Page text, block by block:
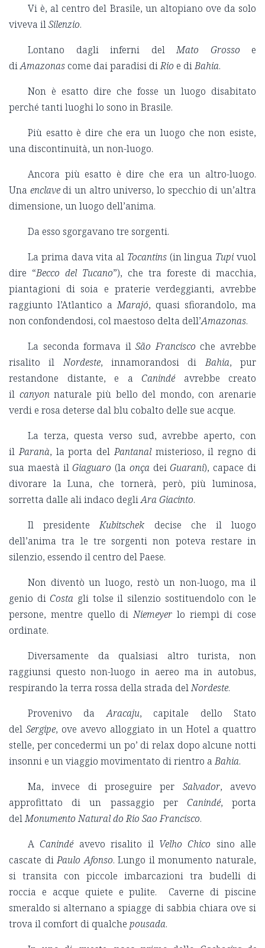
Vi è, al centro del Brasile, un altopiano ove da solo
viveva ilSilenzio.
Lontano dagli inferni delMato Grosso e
diAmazonas come dai paradisi diRio e diBahia.
Non è esatto dire che fosse un luogo disabitato
perché tanti luoghi lo sono in Brasile.
Più esatto è dire che era un luogo che non esiste,
una discontinuità, un non-luogo.
Ancora più esatto è dire che era un altro-luogo.
Una enclavedi un altro universo, lo specchio di un’altra
dimensione, un luogo dell’anima.
Da esso sgorgavano tre sorgenti.
La prima dava vita al Tocantins(in lingua Tupi vuol
dire “Becco del Tucano”), che tra foreste di macchia,
piantagioni di soia e praterie verdeggianti, avrebbe
raggiunto l’Atlantico aMarajó, quasi sfiorandolo, ma
non confondendosi, col maestoso delta dell’Amazonas.
La seconda formava ilSão Francisco che avrebbe
risalito ilNordeste, innamorandosi diBahia, pur
restandone distante, e a Canindéavrebbe creato
il canyonnaturale più bello del mondo, con arenarie
verdi e rosa deterse dal blu cobalto delle sue acque.
La terza, questa verso sud, avrebbe aperto, con
ilParanà, la porta delPantanalmisterioso, il regno di
sua maestà ilGiaguaro (la onçadeiGuarani), capace di
divorare la Luna, che tornerà, però, più luminosa,
sorretta dalle ali indaco degliAra Giacinto.
Il presidenteKubitschekdecise che il luogo
dell’anima tra le tre sorgenti non poteva restare in
silenzio, essendo il centro del Paese.
Non diventò un luogo, restò un non-luogo, ma il
genio diCosta gli tolse il silenzio sostituendolo con le
persone, mentre quello diNiemeyer lo riempì di cose
ordinate.
Diversamente da qualsiasi altro turista, non
raggiunsi questo non-luogo in aereo ma in autobus,
respirando la terra rossa della strada delNordeste.
Provenivo daAracaju, capitale dello Stato
delSergipe, ove avevo alloggiato in un Hotel a quattro
stelle, per concedermi un po’ di relax dopo alcune notti
insonni e un viaggio movimentato di rientro aBahia.
Ma, invece di proseguire per Salvador, avevo
approfittato di un passaggio per Canindé, porta
delMonumento Natural do Rio Sao Francisco.
ACanindéavevo risalito il Velho Chico sino alle
cascate diPaulo Afonso. Lungo il monumento naturale,
si transita con piccole imbarcazioni tra budelli di
roccia e acque quiete e pulite. Caverne di piscine
smeraldo si alternano a spiagge di sabbia chiara ove si
trova il comfort di qualche pousada.